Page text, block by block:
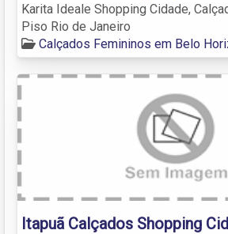
Karita Ideale Shopping Cidade,
Piso Rio de Janeiro
Calçados Femininos em Belo
Itapuã Calçados Shopping